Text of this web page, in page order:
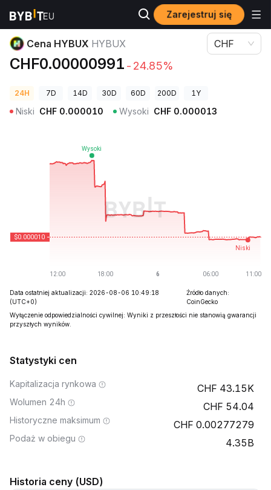
Zarejestruj się
Ceny kryptowalut Cena HYBUX HYBUX
Cena HYBUX HYBUX
CHF0.00000991 -24.85%
CHF
24H 7D 14D 30D 60D 200D 1Y
Niski CHF 0.000010 Wysoki CHF 0.000013
Data ostatniej aktualizacji: 2026-08-06 10:49:18
(UTC+0)
Źródło danych:
CoinGecko
Wyłączenie odpowiedzialności cywilnej: Wyniki z przeszłości nie stanowią gwarancji
przyszłych wyników.
Statystyki cen
Kapitalizacja rynkowa 43.15K
Wolumen 24h 54.04
Historyczne maksimum 0.00277279
Podaż w obiegu 4.35B
Historia ceny (USD)